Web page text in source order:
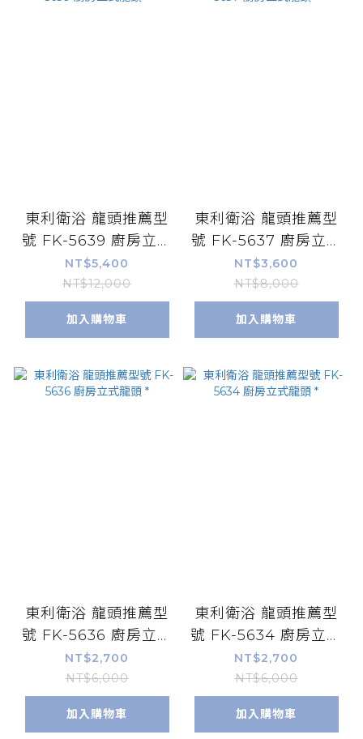
東利衛浴 龍頭推薦型
號 FK-5639 廚房立式
龍頭 *
NT$5,400
NT$12,000
加入購物車
東利衛浴 龍頭推薦型
號 FK-5637 廚房立式
龍頭 *
NT$3,600
NT$8,000
加入購物車
東利衛浴 龍頭推薦型
號 FK-5636 廚房立式
龍頭 *
NT$2,700
NT$6,000
加入購物車
東利衛浴 龍頭推薦型
號 FK-5634 廚房立式
龍頭 *
NT$2,700
NT$6,000
加入購物車